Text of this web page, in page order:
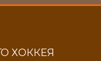
ХОККЕЯ